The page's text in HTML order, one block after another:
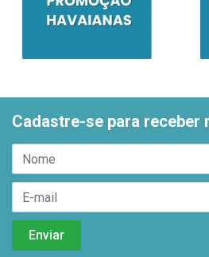
Cadastre-se para receber